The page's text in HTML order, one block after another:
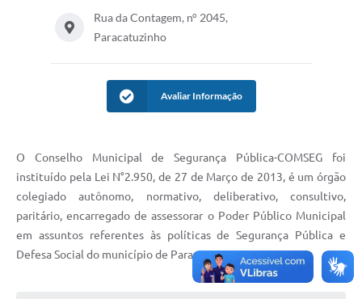
Rua da Contagem, n° 2045,
Paracatuzinho
Avaliar Informação
O Conselho Municipal de Segurança Pública-COMSEG foi
instituído pela Lei N°2.950, de 27 de Março de 2013, é um órgão
colegiado autônomo, normativo, deliberativo, consultivo,
paritário, encarregado de assessorar o Poder Público Municipal
em assuntos referentes às políticas de Segurança Pública e
Defesa Social do município de Paracatu.